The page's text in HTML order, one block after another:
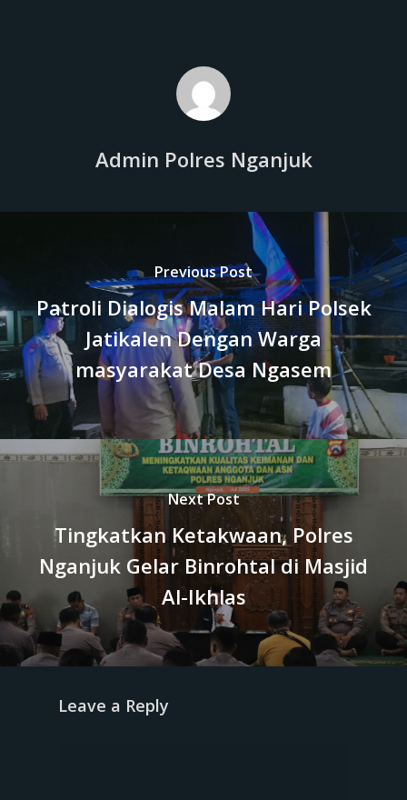
Admin Polres Nganjuk
Previous Post
Patroli Dialogis Malam Hari Polsek
Jatikalen Dengan Warga
masyarakat Desa Ngasem
Next Post
Tingkatkan Ketakwaan, Polres
Nganjuk Gelar Binrohtal di Masjid
Al-Ikhlas
Leave a Reply